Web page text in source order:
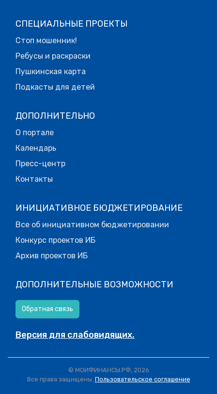
СПЕЦИАЛЬНЫЕ ПРОЕКТЫ
Стоп мошенник!
Ребусы и раскраски
Пушкинская карта
Подкасты для детей
ДОПОЛНИТЕЛЬНО
О портале
Календарь
Пресс-центр
Контакты
ИНИЦИАТИВНОЕ БЮДЖЕТИРОВАНИЕ
Все об инициативном бюджетировании
Конкурс проектов ИБ
Архив проектов ИБ
ДОПОЛНИТЕЛЬНЫЕ ВОЗМОЖНОСТИ
Обратная связь
Версия для слабовидящих.
© МОИФИНАНСЫ.РФ, 2026
Все права защищены. Пользовательское соглашение